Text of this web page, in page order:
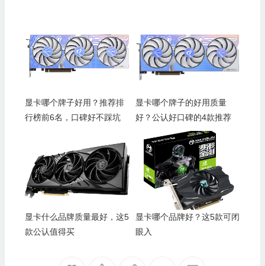
显卡哪个牌子好用？推荐排
行榜前6名，口碑好不踩坑
显卡哪个牌子的好用质量
好？公认好口碑的4款推荐
显卡什么品牌质量最好，这5
款公认值得买
显卡哪个品牌好？这5款可闭
眼入